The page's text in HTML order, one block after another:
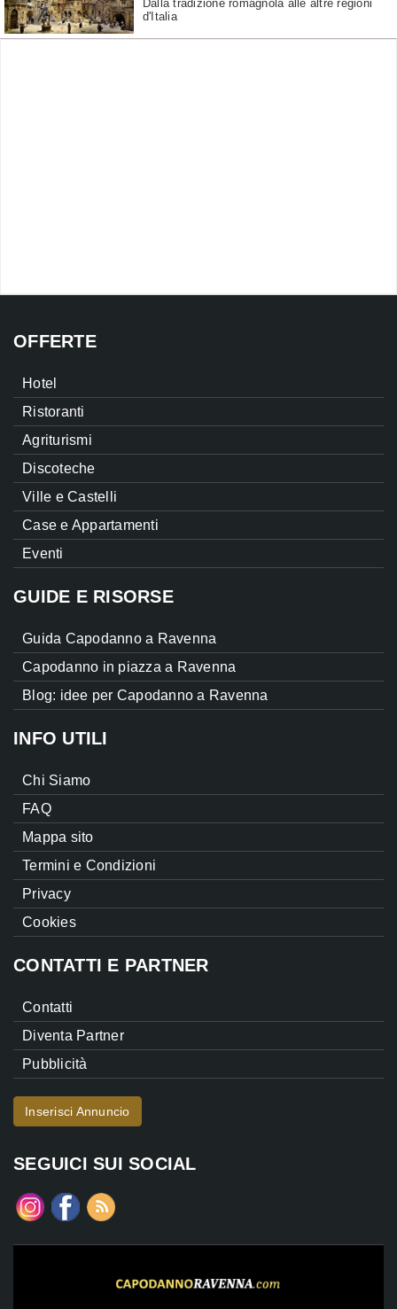
Dalla tradizione romagnola alle altre regioni
d'Italia
OFFERTE
Hotel
Ristoranti
Agriturismi
Discoteche
Ville e Castelli
Case e Appartamenti
Eventi
GUIDE E RISORSE
Guida Capodanno a Ravenna
Capodanno in piazza a Ravenna
Blog: idee per Capodanno a Ravenna
INFO UTILI
Chi Siamo
FAQ
Mappa sito
Termini e Condizioni
Privacy
Cookies
CONTATTI E PARTNER
Contatti
Diventa Partner
Pubblicità
Inserisci Annuncio
SEGUICI SUI SOCIAL